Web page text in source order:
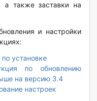
а также заставки на
и настройки
установке
по обновлению
на версию 3.4
настроек